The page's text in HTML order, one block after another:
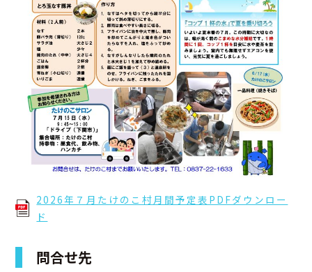
2026年７月たけのこ村月間予定表PDFダウンロー
ド
問合せ先